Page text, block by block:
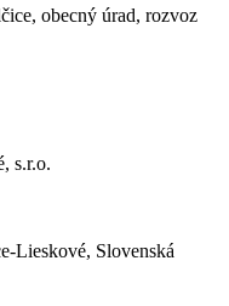
obecný úrad, rozvoz
s.r.o.
Lieskové, Slovenská